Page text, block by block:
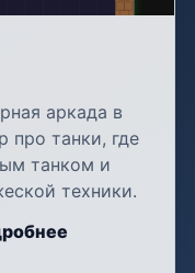
аркада в
про танки, где
танком и
техники.